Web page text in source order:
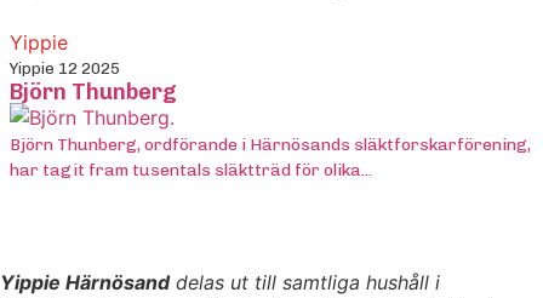
Yippie
Yippie 12 2025
Björn Thunberg
Björn Thunberg, ordförande i Härnösands släktforskarförening,
har tagit fram tusentals släktträd för olika...
Yippie Härnösanddelas ut till samtliga hushåll i